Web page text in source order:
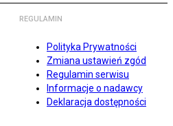
REGULAMIN
Polityka Prywatności
Zmiana ustawień zgód
Regulamin serwisu
Informacje o nadawcy
Deklaracja dostępności